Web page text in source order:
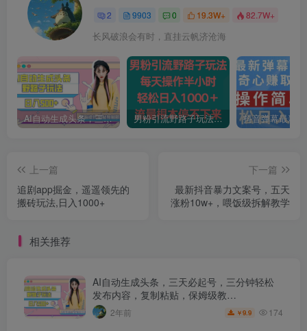
2 9903 0 19.3W+ 82.7W+
长风破浪会有时，直挂云帆济沧海
AI自动生成头条，三天必起号，三分钟轻松发布内容，复制粘贴，保姆级教… 男粉引流野路子玩法，每天操作半小时轻松日入1000＋，流量根本停不下来
上一篇
追剧app掘金，遥遥领先的
搬砖玩法,日入1000+
下一篇
最新抖音暴力文案号，五天
涨粉10w+，喂饭级拆解教学
相关推荐
AI自动生成头条，三天必起号，三分钟轻松
发布内容，复制粘贴，保姆级教…
2年前 ￥9.9 174